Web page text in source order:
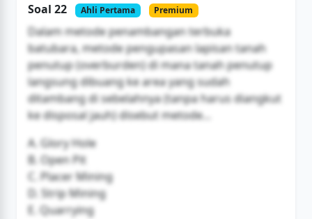
Buka Akses
Soal 22 Ahli Pertama Premium
Dalam metode penambangan terbuka
batubara, metode pengupasan lapisan tanah
penutup (overburden) di mana tanah penutup
langsung dibuang ke area yang sudah
ditambang di sebelahnya (tanpa harus diangkut
ke disposal jauh) disebut metode...
A. Glory Hole
B. Open Pit
C. Placer Mining
D. Strip Mining
E. Quarrying